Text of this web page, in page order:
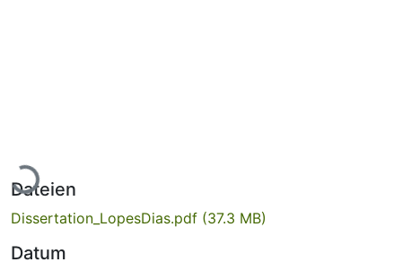
Lade...
Dateien
Dissertation_LopesDias.pdf (37.3 MB)
Datum